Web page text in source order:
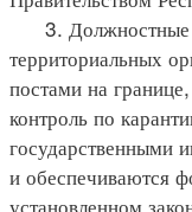
3. Должностные
территориальных
постами на
контроль по
государственными
и обеспечиваются
установленном